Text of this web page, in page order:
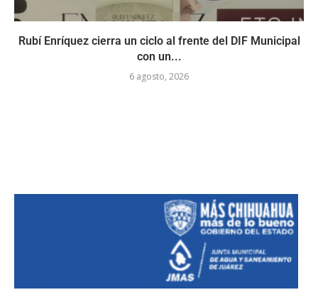
Rubí Enríquez cierra un ciclo al frente del DIF Municipal
con un...
6 agosto, 2026